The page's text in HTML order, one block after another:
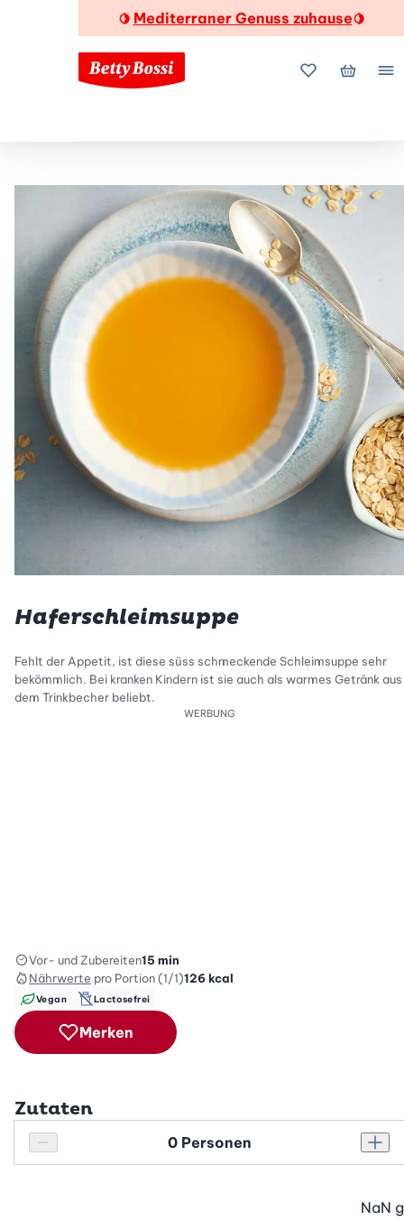
🍋 Mediterraner Genuss zuhause🍋
MeineMein
Haferschleimsuppe
Fehlt der Appetit, ist diese süss schmeckende Schleimsuppe sehr
bekömmlich. Bei kranken Kindern ist sie auch als warmes Getränk aus
dem Trinkbecher beliebt.
WERBUNG
Vor- und Zubereiten15 min
Nährwerte pro Portion (1/1)126kcal
Vegan Lactosefrei
Merken
Zutaten
Personenanzahl verringern
Personenanzahl
NaN g